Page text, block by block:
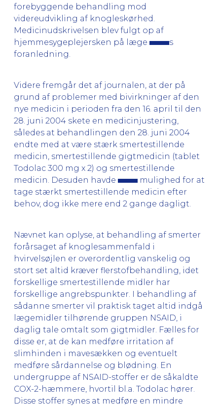
forebyggende behandling mod
videreudvikling af knogleskørhed.
Medicinudskrivelsen blev fulgt op af
hjemmesygeplejersken på læge
s
foranledning.
Videre fremgår det af journalen, at der på
grund af problemer med bivirkninger af den
nye medicin i perioden fra den 16. april til den
28. juni 2004 skete en medicinjustering,
således at behandlingen den 28. juni 2004
endte med at være stærk smertestillende
medicin, smertestillende gigtmedicin (tablet
Todolac 300 mg x 2) og smertestillende
medicin. Desuden havde
mulighed for at
tage stærkt smertestillende medicin efter
behov, dog ikke mere end 2 gange dagligt.
Nævnet kan oplyse, at behandling af smerter
forårsaget af knoglesammenfald i
hvirvelsøjlen er overordentlig vanskelig og
stort set altid kræver flerstofbehandling, idet
forskellige smertestillende midler har
forskellige angrebspunkter. I behandling af
sådanne smerter vil praktisk taget altid indgå
lægemidler tilhørende gruppen NSAID, i
daglig tale omtalt som gigtmidler. Fælles for
disse er, at de kan medføre irritation af
slimhinden i mavesækken og eventuelt
medføre sårdannelse og blødning. En
undergruppe af NSAID-stoffer er de såkaldte
COX-2-hæmmere, hvortil bl.a. Todolac hører.
Disse stoffer synes at medføre en mindre